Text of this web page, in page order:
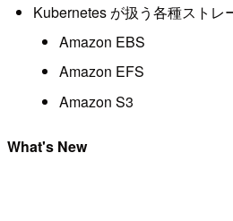
Kubernetes が扱う各種ストレ
Amazon EBS
Amazon EFS
Amazon S3
What's New